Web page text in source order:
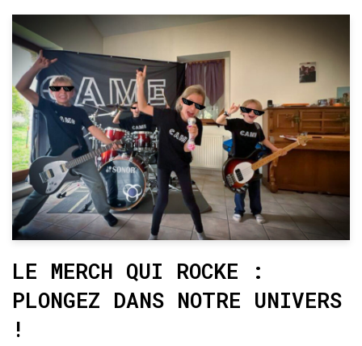
LE MERCH QUI ROCKE :
PLONGEZ DANS NOTRE UNIVERS
!